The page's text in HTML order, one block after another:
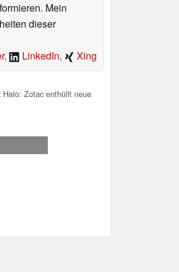
Mein
dieser
, LinkedIn, Xing
Zotac enthüllt neue